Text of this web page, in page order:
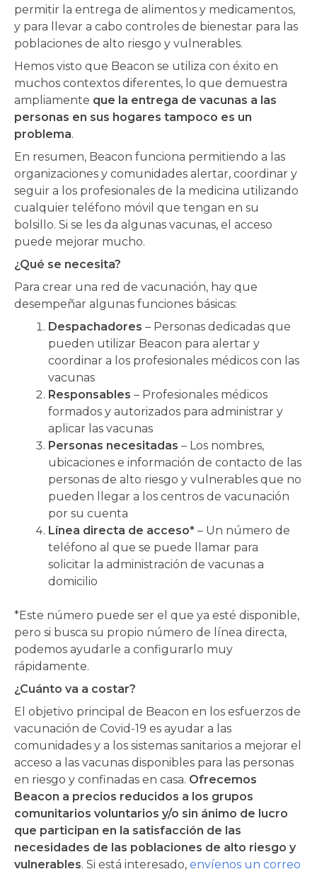
permitir la entrega de alimentos y medicamentos,
y para llevar a cabo controles de bienestar para las
poblaciones de alto riesgo y vulnerables.
Hemos visto que Beacon se utiliza con éxito en
muchos contextos diferentes, lo que demuestra
ampliamente que la entrega de vacunas a las
personas en sus hogares tampoco es un
problema.
En resumen, Beacon funciona permitiendo a las
organizaciones y comunidades alertar, coordinar y
seguir a los profesionales de la medicina utilizando
cualquier teléfono móvil que tengan en su
bolsillo. Si se les da algunas vacunas, el acceso
puede mejorar mucho.
¿Qué se necesita?
Para crear una red de vacunación, hay que
desempeñar algunas funciones básicas:
Despachadores – Personas dedicadas que
pueden utilizar Beacon para alertar y
coordinar a los profesionales médicos con las
vacunas
Responsables – Profesionales médicos
formados y autorizados para administrar y
aplicar las vacunas
Personas necesitadas – Los nombres,
ubicaciones e información de contacto de las
personas de alto riesgo y vulnerables que no
pueden llegar a los centros de vacunación
por su cuenta
Línea directa de acceso* – Un número de
teléfono al que se puede llamar para
solicitar la administración de vacunas a
domicilio
*Este número puede ser el que ya esté disponible,
pero si busca su propio número de línea directa,
podemos ayudarle a configurarlo muy
rápidamente.
¿Cuánto va a costar?
El objetivo principal de Beacon en los esfuerzos de
vacunación de Covid-19 es ayudar a las
comunidades y a los sistemas sanitarios a mejorar el
acceso a las vacunas disponibles para las personas
en riesgo y confinadas en casa. Ofrecemos
Beacon a precios reducidos a los grupos
comunitarios voluntarios y/o sin ánimo de lucro
que participan en la satisfacción de las
necesidades de las poblaciones de alto riesgo y
vulnerables. Si está interesado, envíenos un correo